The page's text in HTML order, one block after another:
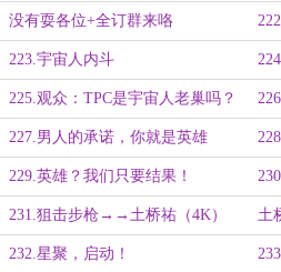
没有耍各位+全订群来咯
223.宇宙人内斗
225.观众：TPC是宇宙人老巢吗？
（3K） （
227.男人的承诺，你就是英雄
化
229.英雄？我们只要结果！
吧
231.狙击步枪→→土桥祐（4K） 土
宰
232.星聚，启动！